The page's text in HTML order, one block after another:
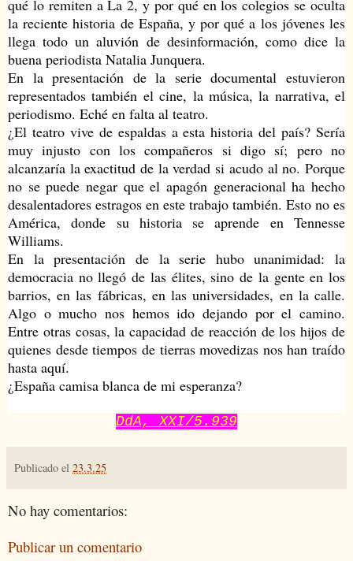
qué lo remiten a La 2, y por qué en los colegios se oculta
la reciente historia de España, y por qué a los jóvenes les
llega todo un aluvión de desinformación, como dice la
buena periodista Natalia Junquera.
En la presentación de la serie documental estuvieron
representados también el cine, la música, la narrativa, el
periodismo. Eché en falta al teatro.
¿El teatro vive de espaldas a esta historia del país? Sería
muy injusto con los compañeros si digo sí; pero no
alcanzaría la exactitud de la verdad si acudo al no. Porque
no se puede negar que el apagón generacional ha hecho
desalentadores estragos en este trabajo también. Esto no es
América, donde su historia se aprende en Tennesse
Williams.
En la presentación de la serie hubo unanimidad: la
democracia no llegó de las élites, sino de la gente en los
barrios, en las fábricas, en las universidades, en la calle.
Algo o mucho nos hemos ido dejando por el camino.
Entre otras cosas, la capacidad de reacción de los hijos de
quienes desde tiempos de tierras movedizas nos han traído
hasta aquí.
¿España camisa blanca de mi esperanza?
DdA, XXI/5.939
Publicado el 23.3.25
No hay comentarios:
Publicar un comentario